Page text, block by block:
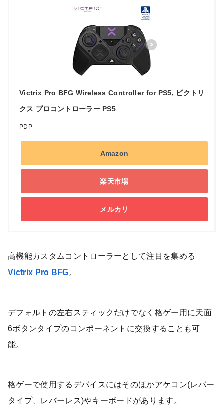
Victrix Pro BFG Wireless Controller for PS5, ビクトリ
クス プロコントローラー PS5
PDP
Amazon
楽天市場
メルカリ
高機能カスタムコントローラーとして注目を集める
Victrix Pro BFG。
デフォルトの左右スティックだけでなく格ゲー用に天面
6ボタンタイプのコンポーネントに交換することも可
能。
格ゲーで使用するデバイスにはそのほかアケコン(レバー
タイプ、レバーレス)やキーボードがあります。